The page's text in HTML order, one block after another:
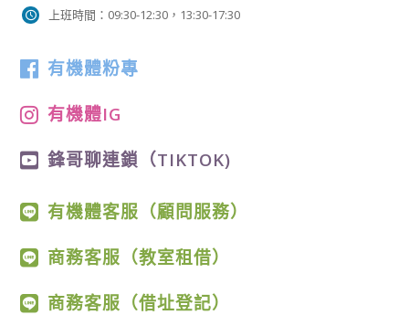
上班時間：09:30-12:30，13:30-17:30
有機體粉專
有機體IG
鋒哥聊連鎖（TIKTOK)
有機體客服（顧問服務）
商務客服（教室租借）
商務客服（借址登記）